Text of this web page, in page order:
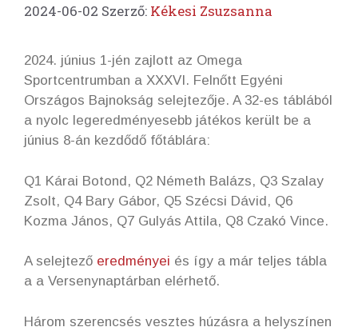
2024-06-02 Szerző: Kékesi Zsuzsanna
2024. június 1-jén zajlott az Omega
Sportcentrumban a XXXVI. Felnőtt Egyéni
Országos Bajnokság selejtezője. A 32-es táblából
a nyolc legeredményesebb játékos került be a
június 8-án kezdődő főtáblára:
Q1 Kárai Botond, Q2 Németh Balázs, Q3 Szalay
Zsolt, Q4 Bary Gábor, Q5 Szécsi Dávid, Q6
Kozma János, Q7 Gulyás Attila, Q8 Czakó Vince.
A selejtező eredményei és így a már teljes tábla
a a Versenynaptárban elérhető.
Három szerencsés vesztes húzásra a helyszínen